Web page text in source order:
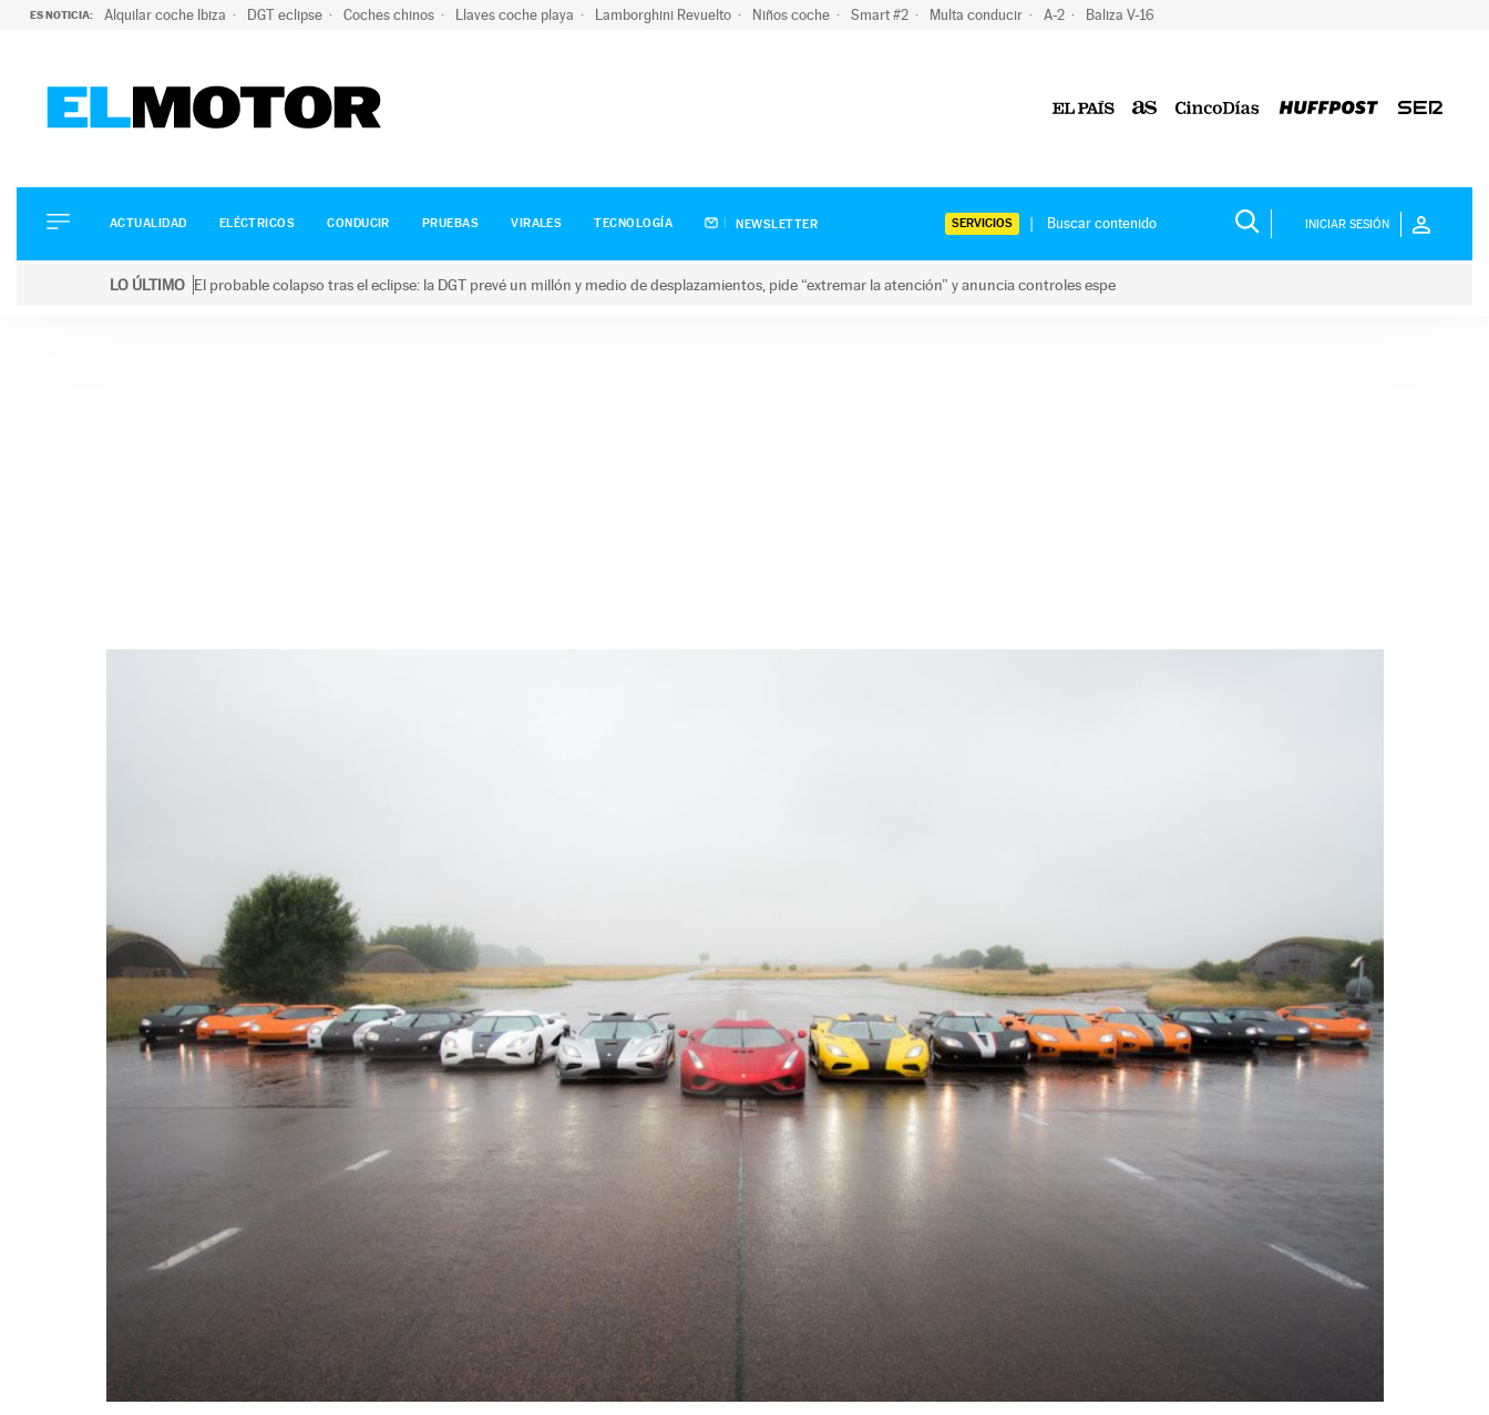
ES NOTICIA: Alquilar coche Ibiza DGT eclipse Coches chinos Llaves coche playa Lamborghini Revuelto Niños coche Smart #2 Multa conducir A-2 Baliza V-16
ELÉCTRICOS
CONDUCIR
ACTUALIDAD ELÉCTRICOS CONDUCIR PRUEBAS VIRALES TECNOLOGÍA NEWSLETTER SERVICIOS INICIAR SESIÓN
LO ÚLTIMO El probable colapso tras el eclipse: la DGT prevé un millón y medio de desplazamientos, pide “extremar la atención” y anuncia controles espe